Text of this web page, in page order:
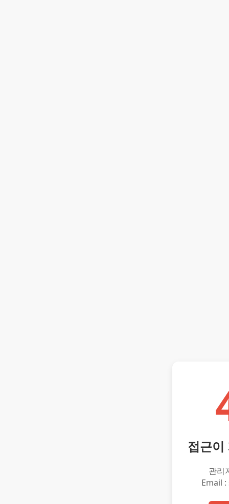
접근이
관리
Email